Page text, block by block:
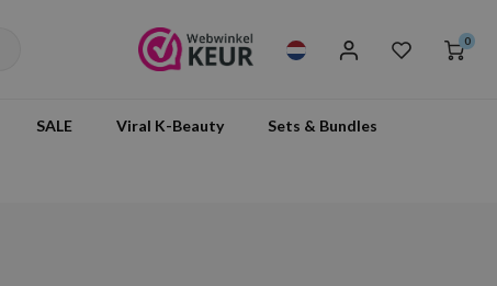
0
SALE Viral K-Beauty Sets & Bundles